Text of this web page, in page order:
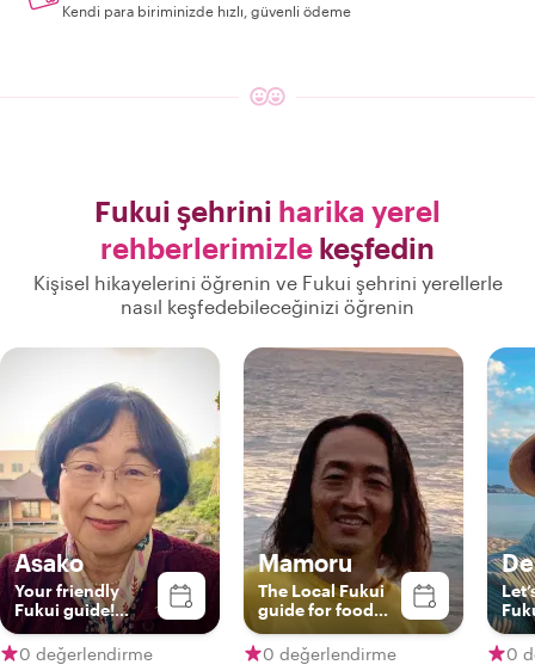
Kendi para biriminizde hızlı, güvenli ödeme
Fukui şehrini harika yerel
rehberlerimizle keşfedin
Kişisel hikayelerini öğrenin ve Fukui şehrini yerellerle
nasıl keşfedebileceğinizi öğrenin
Asako
Your friendly
Fukui guide!
English，
Japanese
0 değerlendirme
Mamoru
The Local Fukui
guide for food
and train lover!
0 değerlendirme
0